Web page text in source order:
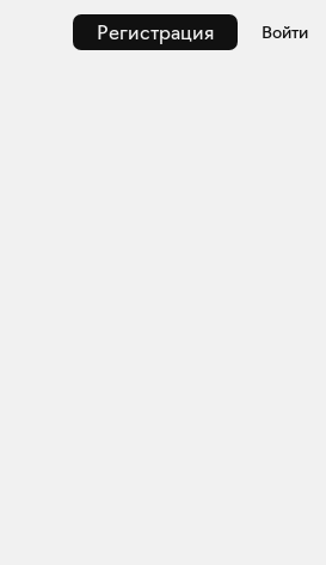
Регистрация Войти